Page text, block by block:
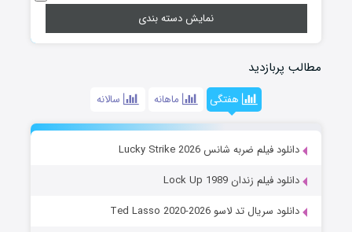
نمایش دسته بندی
مطالب پربازدید
هفتگی ماهانه سالانه
دانلود فیلم ضربه شانس Lucky Strike 2026
دانلود فیلم زندان Lock Up 1989
دانلود سریال تد لاسو Ted Lasso 2020-2026